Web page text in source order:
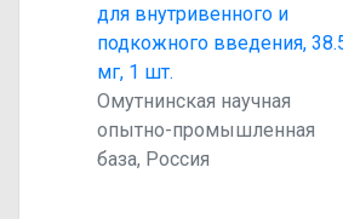
для внутривенного и
подкожного введения,
мг, 1 шт.
Омутнинская научная
опытно-промышленная
база, Россия